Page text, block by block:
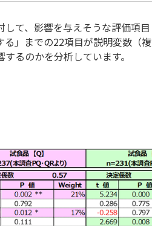
て、影響を与えそうな評価項
」までの22項目が説明変数（
るのかを分析しています。